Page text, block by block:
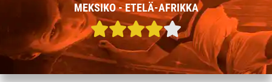
MEKSIKO - ETELÄ-AFRIKKA